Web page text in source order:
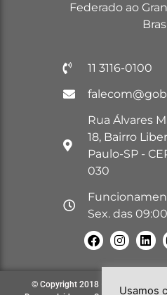
Federado ao
11 3116-0100
Rua Álvares
18, Bairro
Paulo-SP -
030
Sex. das
© Copyright 2018 – 2026. Todos os
Usamos